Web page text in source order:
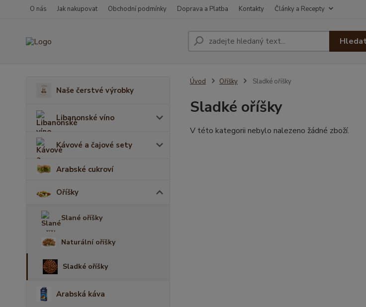
O nás Jak nakupovat Obchodní podmínky Doprava a Platba Kontakty Články a Recepty
Hledat
Naše čerstvé výrobky
Libanonské víno
Kávové a čajové sety
Arabské cukroví
Oříšky
Slané oříšky
Naturální oříšky
Sladké oříšky
Arabská káva
Úvod Oříšky Sladké oříšky
Sladké oříšky
V této kategorii nebylo nalezeno žádné zboží.